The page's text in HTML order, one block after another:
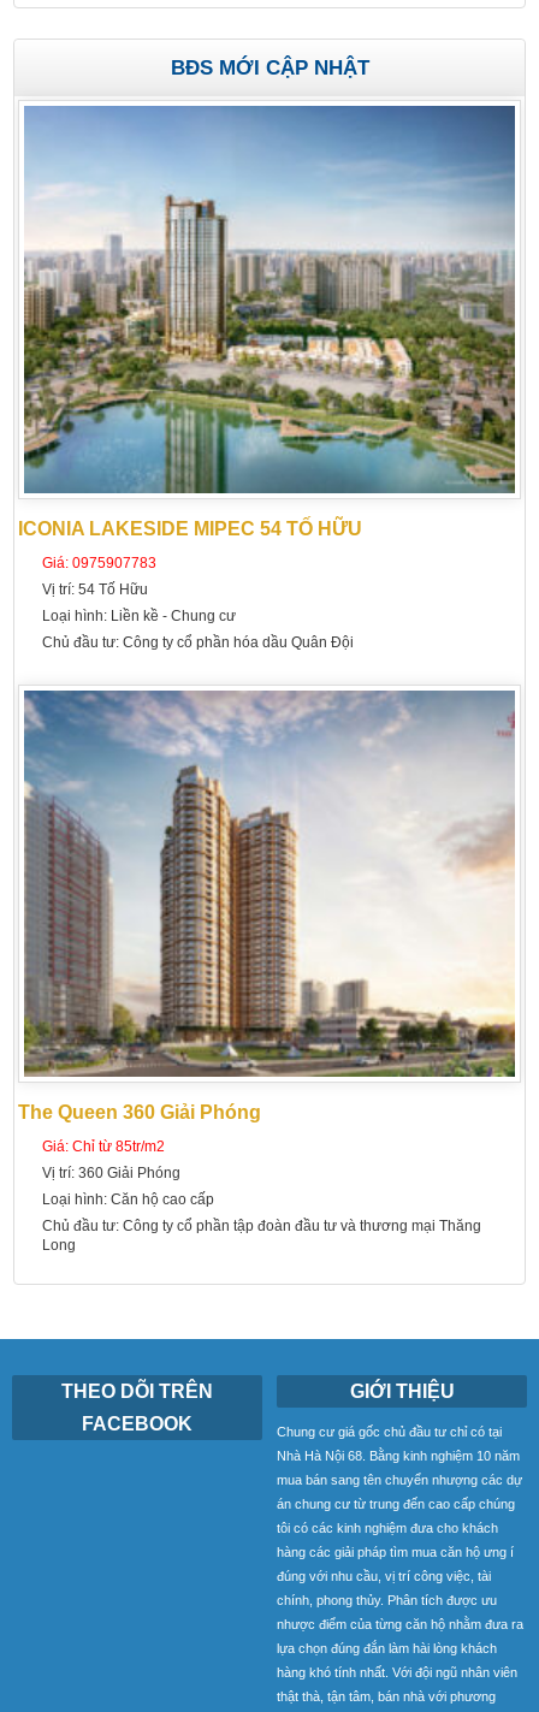
BĐS MỚI CẬP NHẬT
ICONIA LAKESIDE MIPEC 54 TỐ HỮU
Giá: 0975907783
Vị trí: 54 Tố Hữu
Loại hình: Liền kề - Chung cư
Chủ đầu tư: Công ty cổ phần hóa dầu Quân Đội
The Queen 360 Giải Phóng
Giá: Chỉ từ 85tr/m2
Vị trí: 360 Giải Phóng
Loại hình: Căn hộ cao cấp
Chủ đầu tư: Công ty cổ phần tập đoàn đầu tư và thương mại Thăng
Long
THEO DÕI TRÊN
FACEBOOK
GIỚI THIỆU
Chung cư giá gốc chủ đầu tư chỉ có tại
Nhà Hà Nội 68. Bằng kinh nghiệm 10 năm
mua bán sang tên chuyển nhượng các dự
án chung cư từ trung đến cao cấp chúng
tôi có các kinh nghiệm đưa cho khách
hàng các giải pháp tìm mua căn hộ ưng í
đúng với nhu cầu, vị trí công việc, tài
chính, phong thủy. Phân tích được ưu
nhược điểm của từng căn hộ nhằm đưa ra
lựa chọn đúng đắn làm hài lòng khách
hàng khó tính nhất. Với đội ngũ nhân viên
thật thà, tận tâm, bán nhà với phương